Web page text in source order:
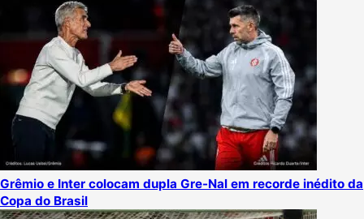
Grêmio e Inter colocam dupla Gre-Nal em recorde inédito da
Copa do Brasil